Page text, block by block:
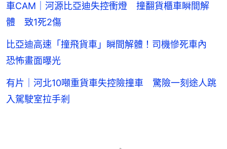
車CAM｜河源比亞迪失控衝燈 撞翻貨櫃車瞬間解
體 致1死2傷
比亞迪高速「撞飛貨車」瞬間解體！司機慘死車內
恐怖畫面曝光
有片｜河北10噸重貨車失控險撞車 驚險一刻途人跳
入駕駛室拉手剎